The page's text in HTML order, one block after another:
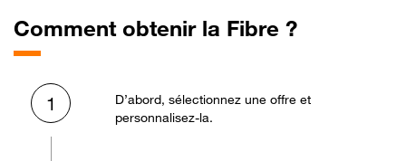
Comment obtenir la Fibre ?
1
D’abord, sélectionnez une offre et
personnalisez-la.